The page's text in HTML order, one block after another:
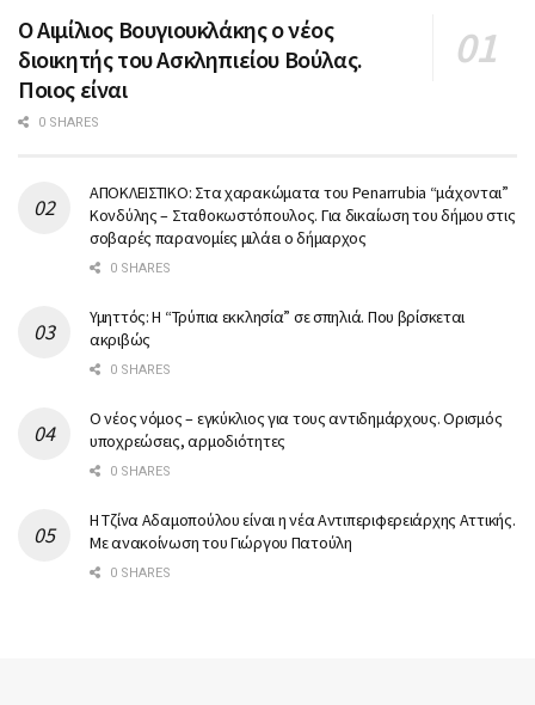
Ο Αιμίλιος Βουγιουκλάκης ο νέος
διοικητής του Ασκληπιείου Βούλας.
Ποιος είναι
0 SHARES
ΑΠΟΚΛΕΙΣΤΙΚΟ: Στα χαρακώματα του Penarrubia “μάχονται”
Κονδύλης – Σταθοκωστόπουλος. Για δικαίωση του δήμου στις
σοβαρές παρανομίες μιλάει ο δήμαρχος
0 SHARES
Υμηττός: Η “Τρύπια εκκλησία” σε σπηλιά. Που βρίσκεται
ακριβώς
0 SHARES
Ο νέος νόμος – εγκύκλιος για τους αντιδημάρχους. Ορισμός
υποχρεώσεις, αρμοδιότητες
0 SHARES
Η Τζίνα Αδαμοπούλου είναι η νέα Αντιπεριφερειάρχης Αττικής.
Με ανακοίνωση του Γιώργου Πατούλη
0 SHARES